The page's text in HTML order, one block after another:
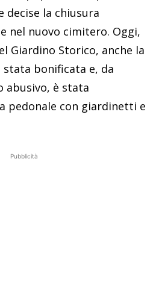
decise la chiusura
nel nuovo cimitero. Oggi,
Giardino Storico, anche la
bonificata e, da
abusivo, è stata
pedonale con giardinetti e
Pubblicità